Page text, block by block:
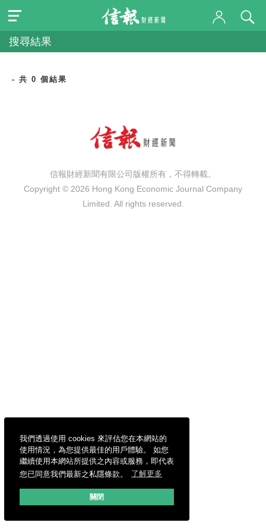
我們透過使用 cookies 來評估您在本網站的
使用情況，為您提供最佳的用戶體驗。 如您
繼續使用本網站所提供之內容或服務，即代表
您已同意我們最新之私隱條款。
了解更多
關閉
搜尋結果
- 共 0 個結果
信報財經新聞有限公司版權所有，不得轉載。
Copyright © 2026 Hong Kong Economic Journal Company
Limited. All rights reserved.